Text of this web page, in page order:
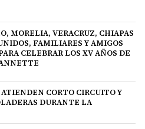
MORELIA, VERACRUZ, CHIAPAS
FAMILIARES Y AMIGOS
CELEBRAR LOS XV AÑOS DE
CORTO CIRCUITO Y
DURANTE LA